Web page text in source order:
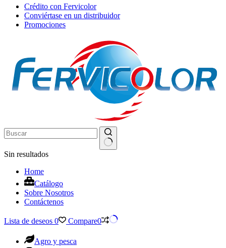
Crédito con Fervicolor
Conviértase en un distribuidor
Promociones
Sin resultados
Home
Catálogo
Sobre Nosotros
Contáctenos
Lista de deseos 0 Compare0
Agro y pesca